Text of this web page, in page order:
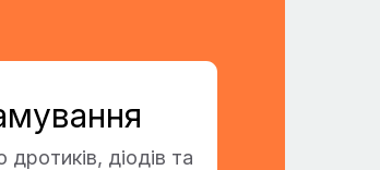
діодів та